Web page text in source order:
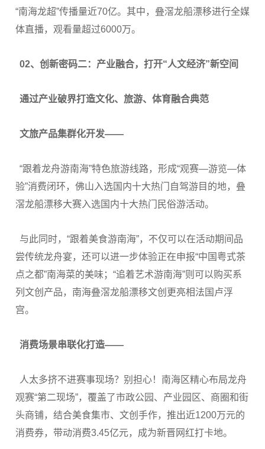
“南海龙超”传播量近70亿。其中，叠滘龙船漂移进行全媒
体直播，观看量超过6000万。
02、 创新密码二：产业融合，打开“人文经济”新空间
通过产业破界打造文化、旅游、体育融合典范
文旅产品集群化开发——
“跟着龙舟游南海”特色旅游线路，形成“观赛—游览—体
验”消费闭环，佛山入选国内十大热门自驾游目的地，叠
滘龙船漂移大赛入选国内十大热门民俗游活动。
与此同时，“跟着美食游南海”，不仅可以在活动期间品
尝传统龙舟宴，还可以进一步体验正在申报“中国粤式茶
点之都”南海菜的美味；“追着艺术游南海”则可以购买系
列文创产品，南海叠滘龙船漂移文创更亮相法国卢浮
宫。
消费场景串联化打造——
人太多挤不进赛事现场？别担心！南海区精心布局龙舟
观赛“第二现场”，覆盖了市政公园、产业园区、商圈和街
头商铺，结合美食集市、文创手作，推出近1200万元的
消费券，带动消费3.45亿元，成为新晋网红打卡地。